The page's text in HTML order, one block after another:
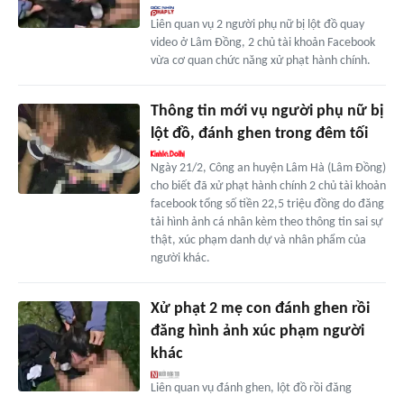
Liên quan vụ 2 người phụ nữ bị lột đồ quay
video ở Lâm Đồng, 2 chủ tài khoản Facebook
vừa cơ quan chức năng xử phạt hành chính.
Thông tin mới vụ người phụ nữ bị
lột đồ, đánh ghen trong đêm tối
Ngày 21/2, Công an huyện Lâm Hà (Lâm Đồng)
cho biết đã xử phạt hành chính 2 chủ tài khoản
facebook tổng số tiền 22,5 triệu đồng do đăng
tải hình ảnh cá nhân kèm theo thông tin sai sự
thật, xúc phạm danh dự và nhân phẩm của
người khác.
Xử phạt 2 mẹ con đánh ghen rồi
đăng hình ảnh xúc phạm người
khác
Liên quan vụ đánh ghen, lột đồ rồi đăng